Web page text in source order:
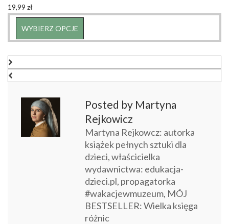
19,99 zł
WYBIERZ OPCJE
produkt
można
wybrać
na
stronie
produktu
Posted by Martyna
Rejkowicz
Martyna Rejkowcz: autorka
książek pełnych sztuki dla
dzieci, właścicielka
wydawnictwa: edukacja-
dzieci.pl, propagatorka
#wakacjewmuzeum, MÓJ
BESTSELLER: Wielka księga
różnic